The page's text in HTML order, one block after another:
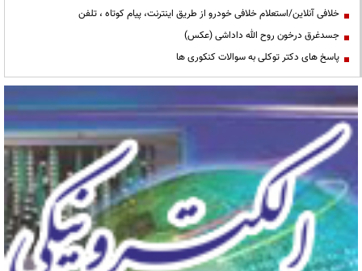
خلافی آنلاین/استعلام خلافی خودرو از طریق اینترنت، پیام کوتاه ، تلفن
جسدغرق درخون روح الله داداشی (عکس)
پاسخ های دکتر توکلی به سوالات کنکوری ها